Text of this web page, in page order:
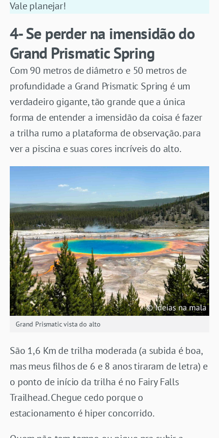
Vale planejar!
4- Se perder na imensidão do
Grand Prismatic Spring
Com 90 metros de diâmetro e 50 metros de
profundidade a Grand Prismatic Spring é um
verdadeiro gigante, tão grande que a única
forma de entender a imensidão da coisa é fazer
a trilha rumo a plataforma de observação. para
ver a piscina e suas cores incríveis do alto.
Grand Prismatic vista do alto
São 1,6 Km de trilha moderada (a subida é boa,
mas meus filhos de 6 e 8 anos tiraram de letra) e
o ponto de início da trilha é no Fairy Falls
Trailhead. Chegue cedo porque o
estacionamento é hiper concorrido.